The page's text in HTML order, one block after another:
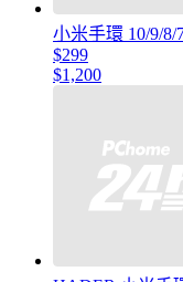
小米手環 10/9/
$299
$1,200